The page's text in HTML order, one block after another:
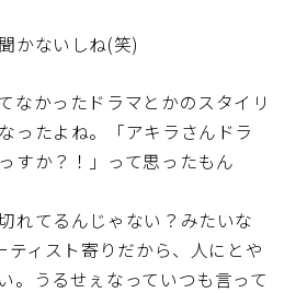
かないしね(笑)
なかったドラマとかのスタイリ
ったよね。「アキラさんドラ
すか？！」って思ったもん
れてるんじゃない？みたいな
ティスト寄りだから、人にとや
。うるせぇなっていつも言って